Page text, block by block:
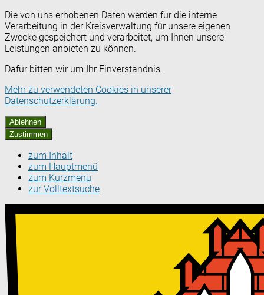
Die von uns erhobenen Daten werden für die interne
Verarbeitung in der Kreisverwaltung für unsere eigenen
Zwecke gespeichert und verarbeitet, um Ihnen unsere
Leistungen anbieten zu können.
Dafür bitten wir um Ihr Einverständnis.
Mehr zu verwendeten Cookies in unserer
Datenschutzerklärung.
Ablehnen
Zustimmen
zum Inhalt
zum Hauptmenü
zum Kurzmenü
zur Volltextsuche